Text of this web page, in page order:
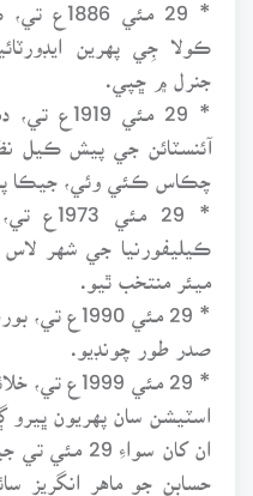
* 29 مئي
ڪولا جِي پهرين
جنرل ۾ ڇپي.
* 29 مئي
آئنسٽائن جي پيش ڪيل
چڪاس ڪئي وئي، جيڪا
* 29
ڪيليفورنيا جي شهر لاس
ميئر منتخب ٿيو.
* 29 مئي
صدر طور چونڊيو.
* 29 مئي
اسٽيشن سان پهريون ڀيرو
ان کان سواءِ